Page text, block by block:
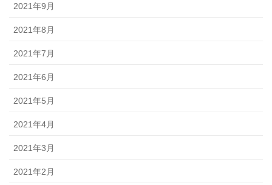
2021年9月
2021年8月
2021年7月
2021年6月
2021年5月
2021年4月
2021年3月
2021年2月